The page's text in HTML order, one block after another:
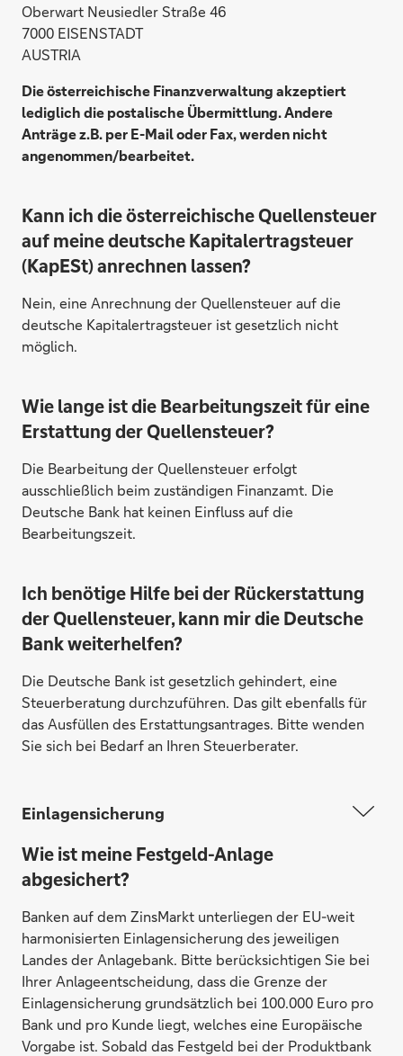
Oberwart Neusiedler Straße 46
7000 EISENSTADT
AUSTRIA
Die österreichische Finanzverwaltung akzeptiert
lediglich die postalische Übermittlung. Andere
Anträge z.B. per E-Mail oder Fax, werden nicht
angenommen/bearbeitet.
Kann ich die österreichische Quellensteuer
auf meine deutsche Kapitalertragsteuer
(KapESt) anrechnen lassen?
Nein, eine Anrechnung der Quellensteuer auf die
deutsche Kapitalertragsteuer ist gesetzlich nicht
möglich.
Wie lange ist die Bearbeitungszeit für eine
Erstattung der Quellensteuer?
Die Bearbeitung der Quellensteuer erfolgt
ausschließlich beim zuständigen Finanzamt. Die
Deutsche Bank hat keinen Einfluss auf die
Bearbeitungszeit.
Ich benötige Hilfe bei der Rückerstattung
der Quellensteuer, kann mir die Deutsche
Bank weiterhelfen?
Die Deutsche Bank ist gesetzlich gehindert, eine
Steuerberatung durchzuführen. Das gilt ebenfalls für
das Ausfüllen des Erstattungsantrages. Bitte wenden
Sie sich bei Bedarf an Ihren Steuerberater.
Einlagensicherung
Wie ist meine Festgeld-Anlage
abgesichert?
Banken auf dem ZinsMarkt unterliegen der EU-weit
harmonisierten Einlagensicherung des jeweiligen
Landes der Anlagebank. Bitte berücksichtigen Sie bei
Ihrer Anlageentscheidung, dass die Grenze der
Einlagensicherung grundsätzlich bei 100.000 Euro pro
Bank und pro Kunde liegt, welches eine Europäische
Vorgabe ist. Sobald das Festgeld bei der Produktbank